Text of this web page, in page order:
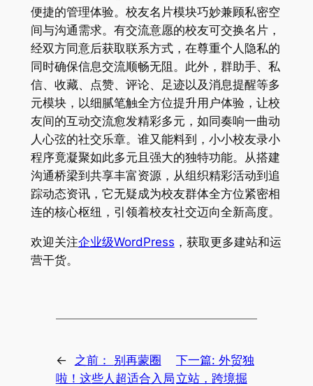
便捷的管理体验。校友名片模块巧妙兼顾私密空
间与沟通需求。有交流意愿的校友可交换名片，
经双方同意后获取联系方式，在尊重个人隐私的
同时确保信息交流顺畅无阻。此外，群助手、私
信、收藏、点赞、评论、足迹以及消息提醒等多
元模块，以细腻笔触全方位提升用户体验，让校
友间的互动交流愈发精彩多元，如同奏响一曲动
人心弦的社交乐章。谁又能料到，小小校友录小
程序竟凝聚如此多元且强大的独特功能。从搭建
沟通桥梁到共享丰富资源，从组织精彩活动到追
踪动态资讯，它无疑成为校友群体全方位紧密相
连的核心枢纽，引领着校友社交迈向全新高度。
欢迎关注企业级WordPress ，获取更多建站和运
营干货。
← 之前： 别再蒙圈
啦！这些人超适合入局
下一篇: 外贸独
立站，跨境掘